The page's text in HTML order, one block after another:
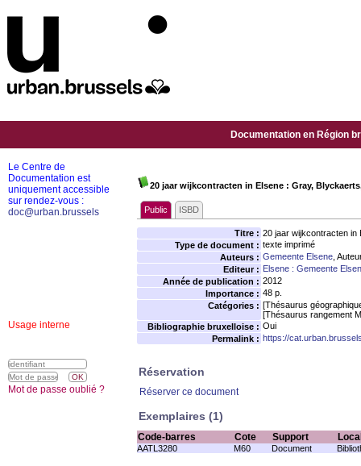
Documentation en Région
20 jaar wijkcontracten in Elsene : Gray,
Public ISBD
Titre : 20 jaar wijkcontracten in
Type de document : texte imprimé
Auteurs : Gemeente Elsene ,
Editeur : Elsene : Gemeente
Année de publication : 2012
Importance : 48 p.
Catégories : [Thésaurus
[Thésaurus rangement
Bibliographie bruxelloise : Oui
Permalink : https://
Réservation
Réserver ce document
Exemplaires (1)
Code-barres Cote Support
AATL3280 M60 Document
Le Centre de
Documentation est
uniquement accessible
sur rendez-vous :
doc@urban.brussels
Usage interne
Mot de passe oublié ?